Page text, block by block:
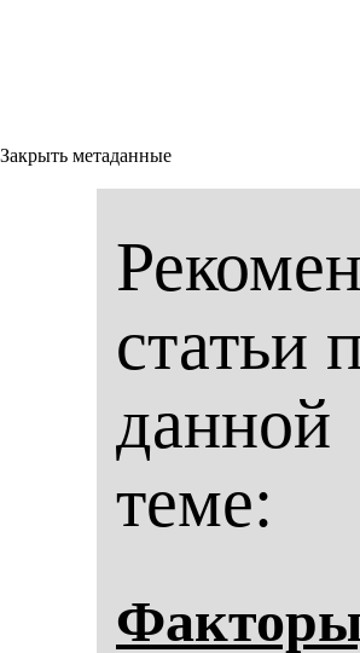
Закрыть метаданные
статьи
данной
теме: